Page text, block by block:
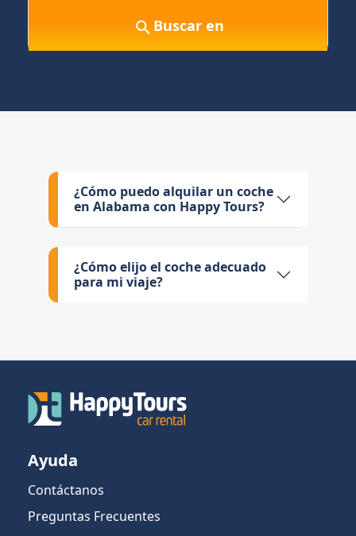
Buscar en
¿Cómo puedo alquilar un coche
en Alabama con Happy Tours?
¿Cómo elijo el coche adecuado
para mi viaje?
Ayuda
Contáctanos
Preguntas Frecuentes